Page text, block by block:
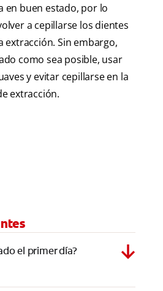
en buen estado, por lo
a cepillarse los dientes
extracción. Sin embargo,
como sea posible, usar
y evitar cepillarse en la
extracción.
el primer día?